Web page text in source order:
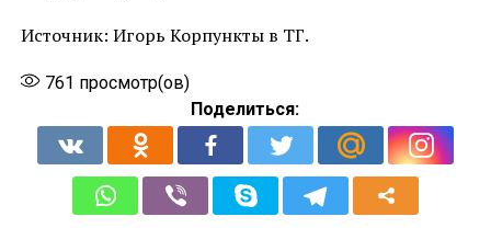
Источник: Игорь Корпункты в ТГ.
761 просмотр(ов)
Поделиться: